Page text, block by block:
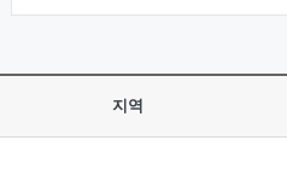
지역